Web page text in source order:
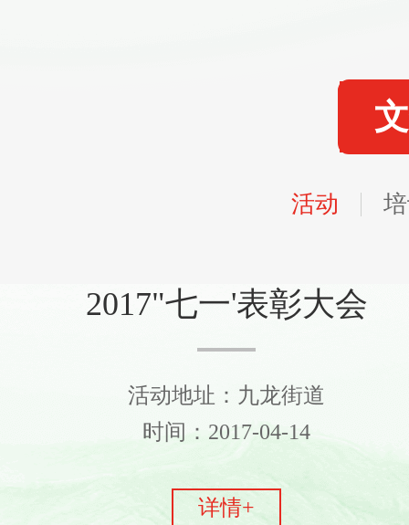
活动
2017"七一'表彰大会
活动地址：九龙街道
时间：2017-04-14
详情+